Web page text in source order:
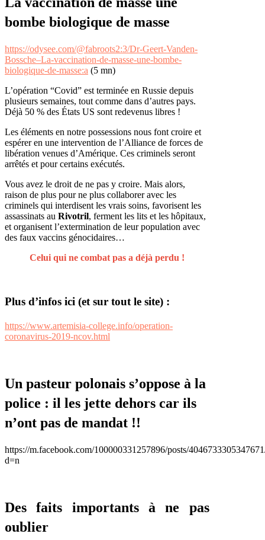
bombe biologique de masse
https://odysee.com/@fabroots2:3/Dr-Geert-Vanden-
Bossche–La-vaccination-de-masse-une-bombe-
biologique-de-masse:a (5 mn)
L’opération “Covid” est terminée en Russie depuis
plusieurs semaines, tout comme dans d’autres pays.
Déjà 50 % des États US sont redevenus libres !
Les éléments en notre possessions nous font croire et
espérer en une intervention de l’Alliance de forces de
libération venues d’Amérique. Ces criminels seront
arrêtés et pour certains exécutés.
Vous avez le droit de ne pas y croire. Mais alors,
raison de plus pour ne plus collaborer avec les
criminels qui interdisent les vrais soins, favorisent les
assassinats au Rivotril, ferment les lits et les hôpitaux,
et organisent l’extermination de leur population avec
des faux vaccins génocidaires…
Celui qui ne combat pas a déjà perdu !
Plus d’infos ici (et sur tout le site) :
https://www.artemisia-college.info/operation-
coronavirus-2019-ncov.html
Un pasteur polonais s’oppose à la
police : il les jette dehors car ils
n’ont pas de mandat !!
https://m.facebook.com/100000331257896/posts/
d=n
Des faits importants à ne pas
oublier